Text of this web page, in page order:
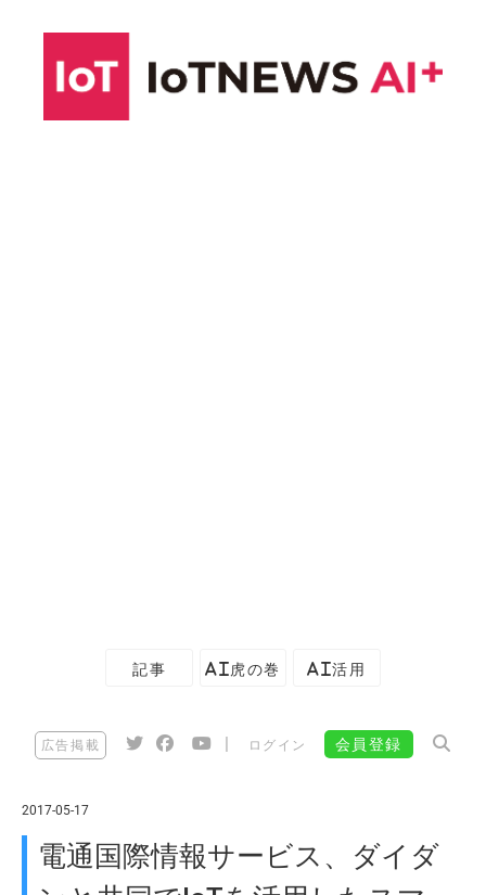
記事 AI虎の巻 AI活用
広告掲載 ログイン 会員登録
2017-05-17
電通国際情報サービス、ダイダ